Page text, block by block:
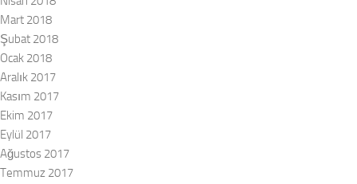
Mart 2018
Şubat 2018
Ocak 2018
Aralık 2017
Kasım 2017
Ekim 2017
Eylül 2017
Ağustos 2017
Temmuz 2017